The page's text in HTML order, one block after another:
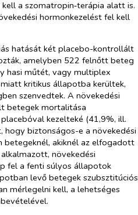
a szomatropin‑terápia alatt is.
hormonkezelést fel kell
hatását két placebo-kontrollált
amelyben 522 felnőtt beteg
hasi műtét, vagy multiplex
kritikus állapotba kerültek,
szenvedtek. A növekedési
betegek mortalitása
kezelteké (41,9%, ill.
hogy biztonságos-e a növekedési
akiknél az elfogadott
növekedési
fel a fenti súlyos állapotok
levő betegek szubsztitúciós
mérlegelni kell, a lehetséges